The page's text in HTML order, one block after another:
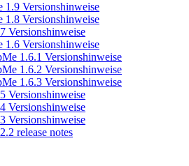
1.9 Versionshinweise
1.8 Versionshinweise
Versionshinweise
1.6 Versionshinweise
1.6.1 Versionshinweise
1.6.2 Versionshinweise
1.6.3 Versionshinweise
Versionshinweise
Versionshinweise
Versionshinweise
release notes